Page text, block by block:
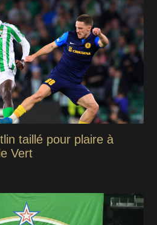
taillé pour plaire à
Vert